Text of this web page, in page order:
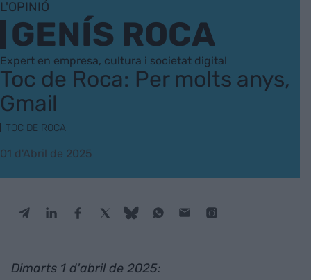
L'OPINIÓ
GENÍS ROCA
Expert en empresa, cultura i societat digital
Toc de Roca: Per molts anys,
Gmail
TOC DE ROCA
01 d'Abril de 2025
Dimarts 1 d'abril de 2025: